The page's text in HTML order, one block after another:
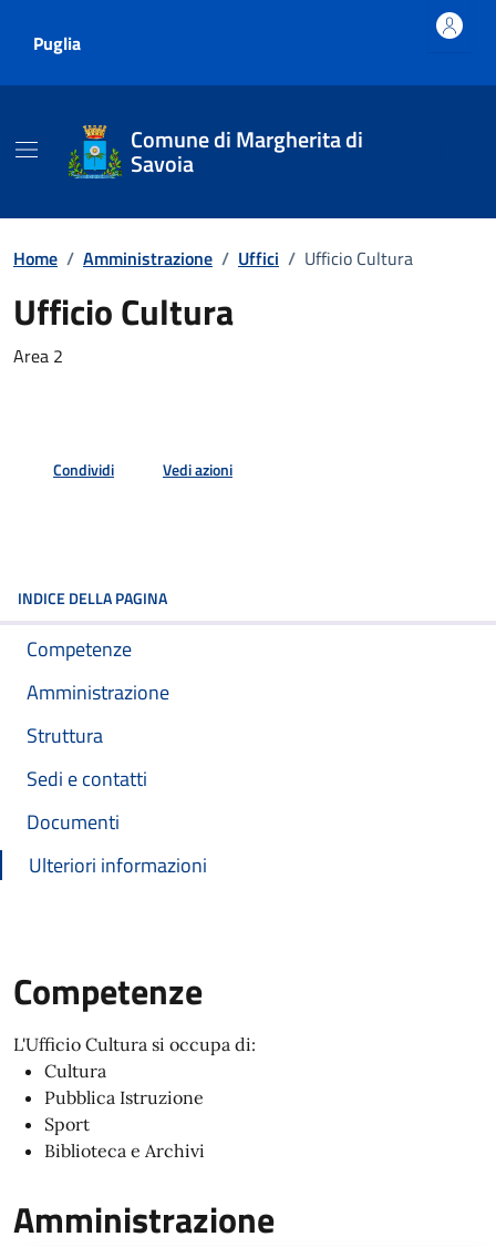
Puglia
Comune di Margherita di
Savoia
Home / Amministrazione / Uffici / Ufficio Cultura
Ufficio Cultura
Area 2
Condividi Vedi azioni
INDICE DELLA PAGINA
Competenze
Amministrazione
Struttura
Sedi e contatti
Documenti
Ulteriori informazioni
Competenze
L'Ufficio Cultura si occupa di:
Cultura
Pubblica Istruzione
Sport
Biblioteca e Archivi
Amministrazione